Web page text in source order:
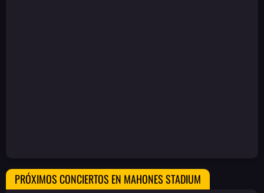
PRÓXIMOS CONCIERTOS EN MAHONES STADIUM